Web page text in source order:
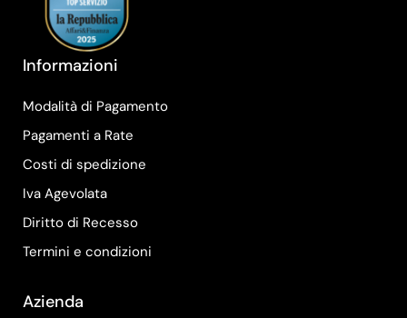
Informazioni
Modalità di Pagamento
Pagamenti a Rate
Costi di spedizione
Iva Agevolata
Diritto di Recesso
Termini e condizioni
Azienda